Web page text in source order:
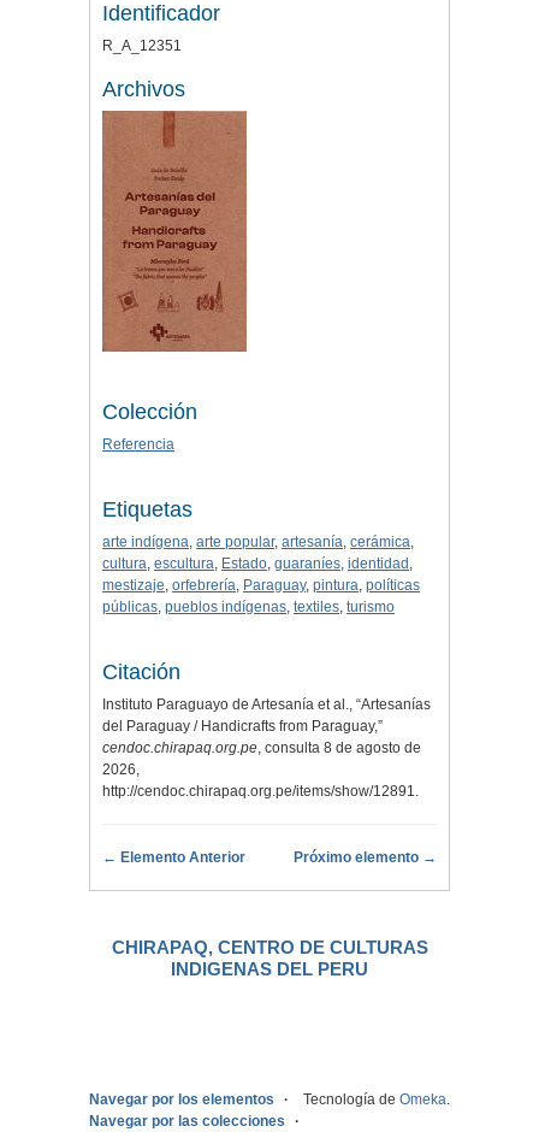
Identificador
R_A_12351
Archivos
Colección
Referencia
Etiquetas
arte indígena, arte popular, artesanía, cerámica,
cultura, escultura, Estado, guaraníes, identidad ,
mestizaje, orfebrería, Paraguay, pintura, políticas
públicas, pueblos indígenas, textiles, turismo
Citación
Instituto Paraguayo de Artesanía et al., “Artesanías
del Paraguay / Handicrafts from Paraguay,”
cendoc.chirapaq.org.pe, consulta 8 de agosto de
2026,
http://cendoc.chirapaq.org.pe/items/show/12891.
← Elemento Anterior Próximo elemento →
CHIRAPAQ, CENTRO DE CULTURAS
INDIGENAS DEL PERU
Navegar por los elementos
Navegar por las colecciones
Tecnología de Omeka.